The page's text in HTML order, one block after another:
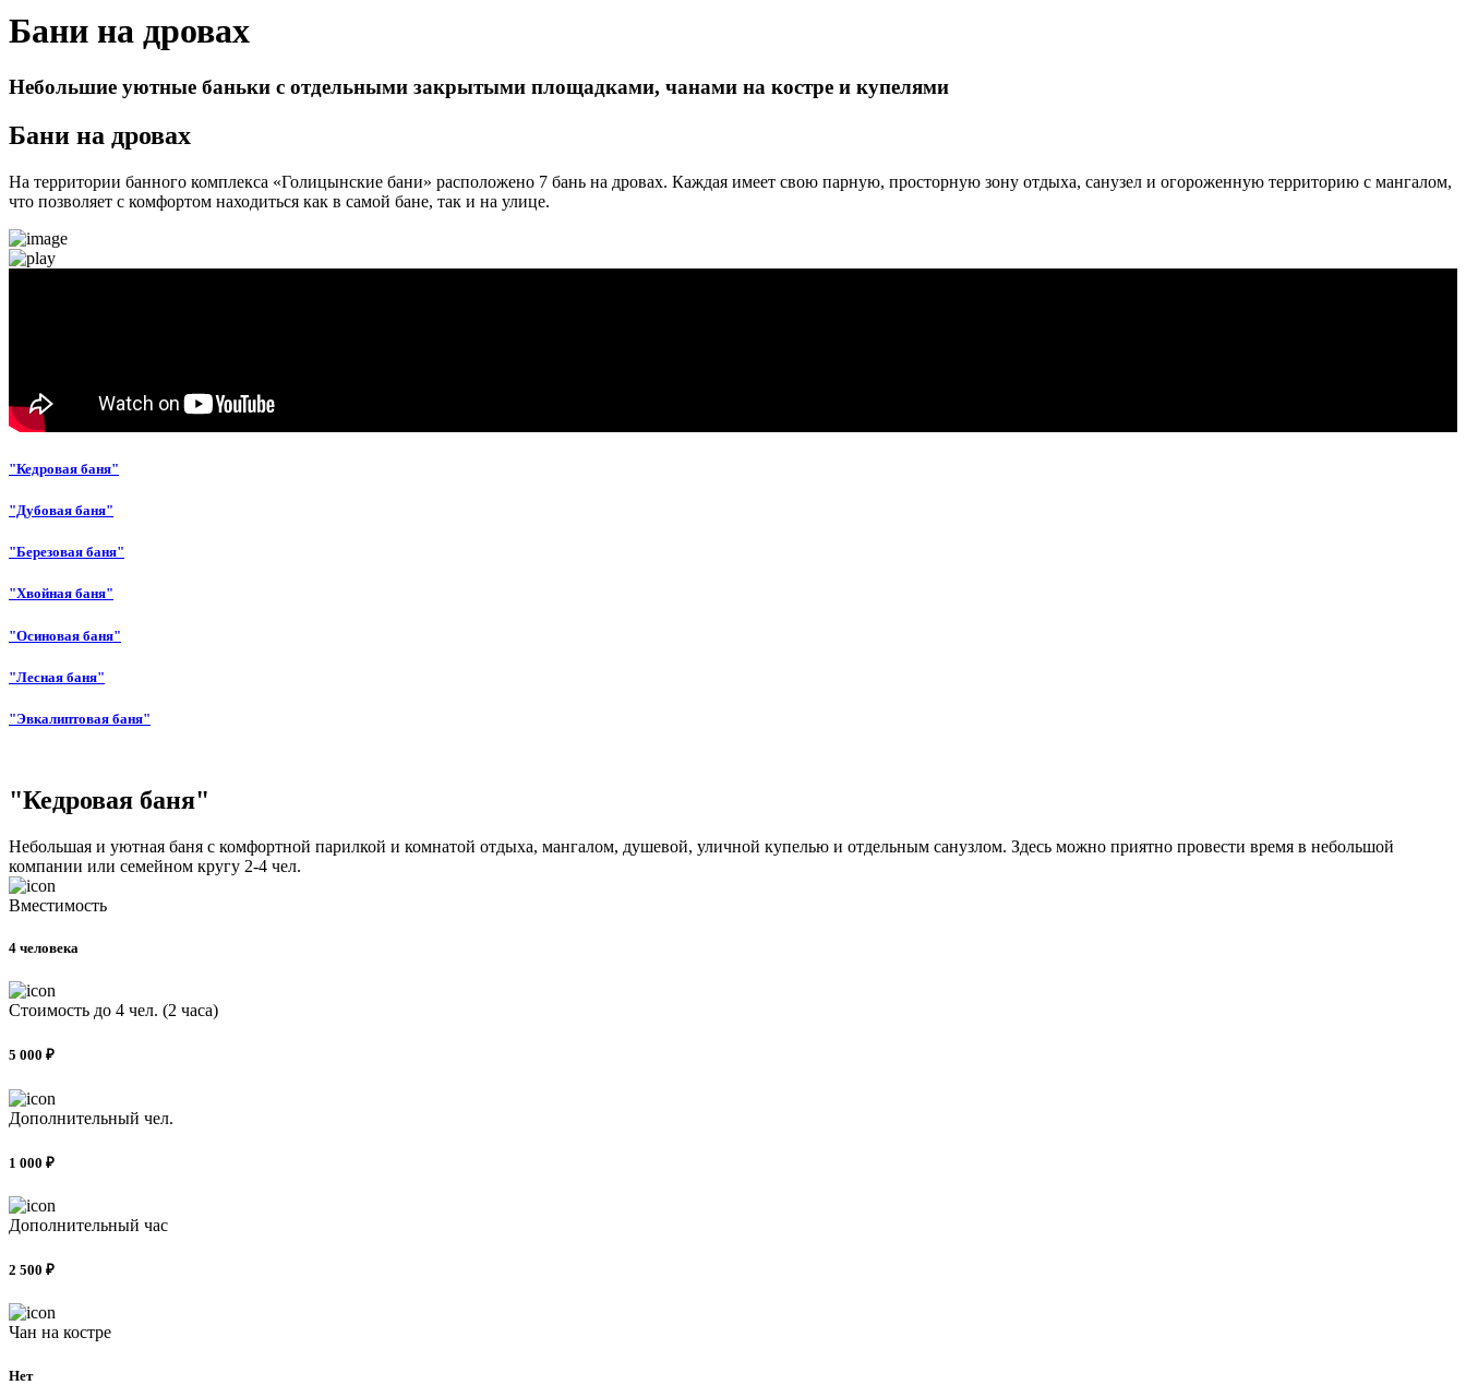
Бани на дровах
Небольшие уютные баньки с отдельными закрытыми площадками, чанами на костре и купелями
Бани на дровах
На территории банного комплекса «Голицынские бани» расположено 7 бань на дровах. Каждая имеет свою парную, просторную зону отдыха, санузел и огороженную территорию с мангалом,
что позволяет с комфортом находиться как в самой бане, так и на улице.
"Кедровая баня"
"Дубовая баня"
"Березовая баня"
"Хвойная баня"
"Осиновая баня"
"Лесная баня"
"Эвкалиптовая баня"
"Кедровая баня"
Небольшая и уютная баня с комфортной парилкой и комнатой отдыха, мангалом, душевой, уличной купелью и отдельным санузлом. Здесь можно приятно провести время в небольшой
компании или семейном кругу 2-4 чел.
Вместимость
4 человека
Стоимость до 4 чел. (2 часа)
5 000 ₽
Дополнительный чел.
1 000 ₽
Дополнительный час
2 500 ₽
Чан на костре
Нет